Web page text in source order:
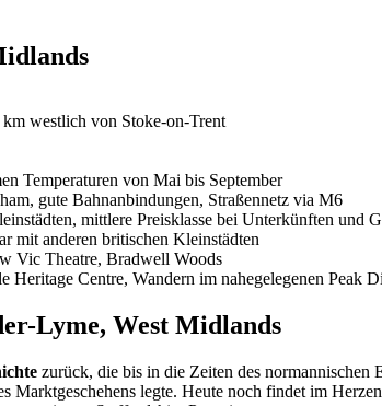
westlich von Stoke-on-Trent
Temperaturen von Mai bis September
gute Bahnanbindungen, Straßennetz via M6
mittlere Preisklasse bei Unterkünften und
mit anderen britischen Kleinstädten
Vic Theatre, Bradwell Woods
Heritage Centre, Wandern im nahegelegenen Peak
Lyme, West Midlands
zurück, die bis in die Zeiten des
legte. Heute noch findet im